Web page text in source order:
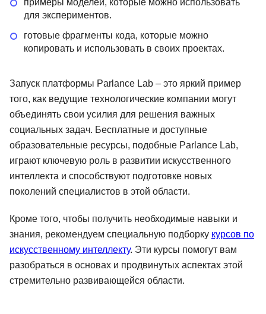
примеры моделей, которые можно использовать
для экспериментов.
готовые фрагменты кода, которые можно
копировать и использовать в своих проектах.
Запуск платформы Parlance Lab – это яркий пример
того, как ведущие технологические компании могут
объединять свои усилия для решения важных
социальных задач. Бесплатные и доступные
образовательные ресурсы, подобные Parlance Lab,
играют ключевую роль в развитии искусственного
интеллекта и способствуют подготовке новых
поколений специалистов в этой области.
Кроме того, чтобы получить необходимые навыки и
знания, рекомендуем специальную подборку курсов по
искусственному интеллекту. Эти курсы помогут вам
разобраться в основах и продвинутых аспектах этой
стремительно развивающейся области.